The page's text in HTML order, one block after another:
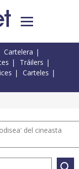
Cartelera
Tráilers
Carteles
del cineasta